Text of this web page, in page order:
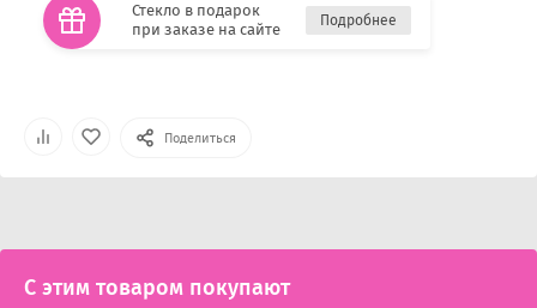
Поделиться
Стекло в подарок
при заказе на сайте
Подробнее
С этим товаром покупают